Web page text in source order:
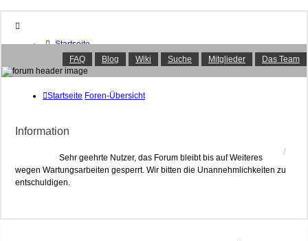
Startseite
Foren-Übersicht
FAQ
Suche
Aktive Themen
Das Team
FAQ Blog Wiki Suche Mitglieder Das Team
Startseite Foren-Übersicht
Information
Sehr geehrte Nutzer, das Forum bleibt bis auf Weiteres
wegen Wartungsarbeiten gesperrt. Wir bitten die Unannehmlichkeiten zu
entschuldigen.